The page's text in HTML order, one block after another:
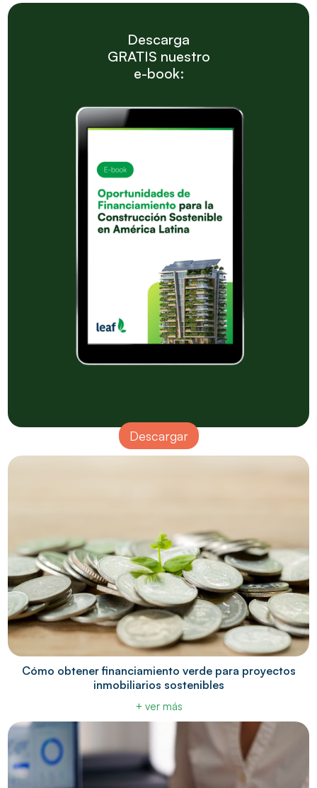
Descarga
GRATIS nuestro
e-book:
Descargar
Cómo obtener financiamiento verde para proyectos
inmobiliarios sostenibles
+ ver más